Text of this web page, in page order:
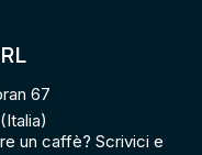
67
un caffè? Scrivici e